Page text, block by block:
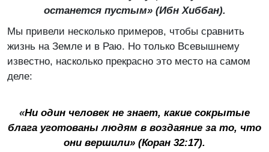
останется пустым» (Ибн Хиббан).
Мы привели несколько примеров, чтобы сравнить
жизнь на Земле и в Раю. Но только Всевышнему
известно, насколько прекрасно это место на самом
деле:
«Ни один человек не знает, какие сокрытые
блага уготованы людям в воздаяние за то, что
они вершили» (Коран 32:17).